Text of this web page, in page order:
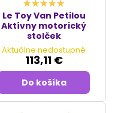
Le Toy Van Petilou
Aktívny motorický
stolček
Aktuálne nedostupné
113,11 €
Do košíka